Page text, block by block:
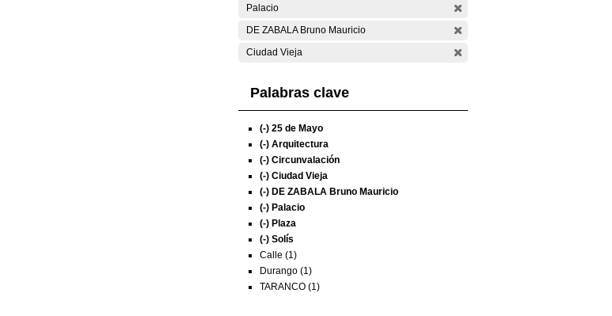
Palacio
DE ZABALA Bruno Mauricio
Ciudad Vieja
Palabras clave
(-) 25 de Mayo
(-) Arquitectura
(-) Circunvalación
(-) Ciudad Vieja
(-) DE ZABALA Bruno Mauricio
(-) Palacio
(-) Plaza
(-) Solís
Calle (1)
Durango (1)
TARANCO (1)